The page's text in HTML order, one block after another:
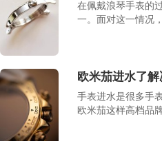
在佩戴浪琴手表的
一。面对这一情况
欧米茄进水了
手表进水是很多手
欧米茄这样高档品